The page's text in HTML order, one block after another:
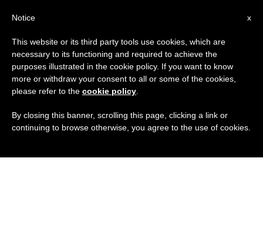
x
Notice
This website or its third party tools use cookies, which are
necessary to its functioning and required to achieve the
purposes illustrated in the cookie policy. If you want to know
more or withdraw your consent to all or some of the cookies,
please refer to the cookie policy
By closing this banner, scrolling this page, clicking a link or
continuing to browse otherwise, you agree to the use of cookies.